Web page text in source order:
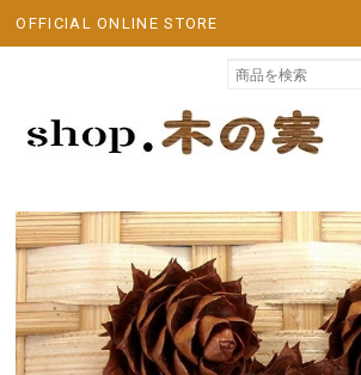
OFFICIAL ONLINE STORE